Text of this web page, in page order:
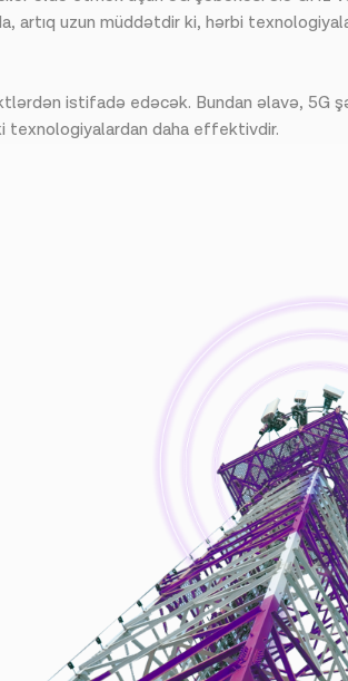
uzun müddətdir ki, hərbi
istifadə edəcək. Bundan əlavə, 5G
texnologiyalardan daha effektivdir.